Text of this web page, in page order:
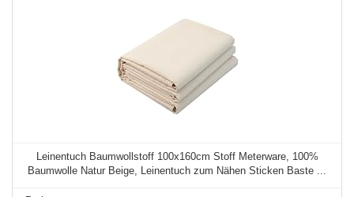
Leinentuch Baumwollstoff 100x160cm Stoff Meterware, 100%
Baumwolle Natur Beige, Leinentuch zum Nähen Sticken Baste ...